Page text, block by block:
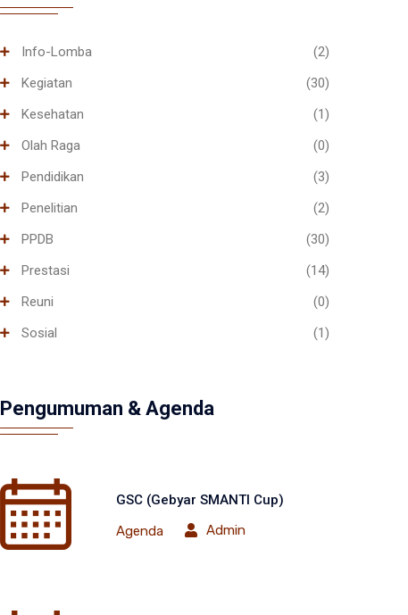
Info-Lomba
(2)
Kegiatan
(30)
Kesehatan
(1)
Olah Raga
(0)
Pendidikan
(3)
Penelitian
(2)
PPDB
(30)
Prestasi
(14)
Reuni
(0)
Sosial
(1)
Pengumuman & Agenda
GSC (Gebyar SMANTI Cup)
Agenda
Admin